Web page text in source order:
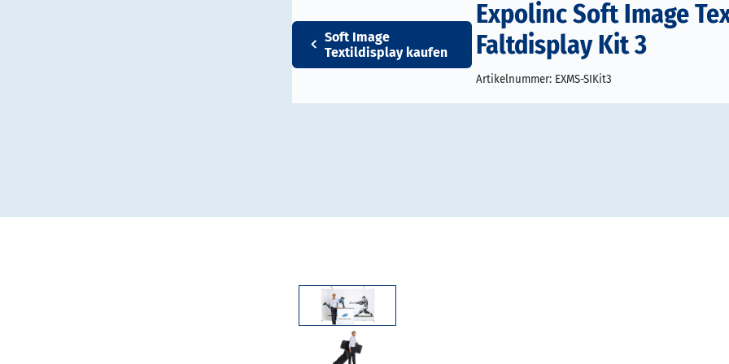
Soft Image
Textildisplay kaufen
Expolinc Soft Image
Faltdisplay Kit 3
Artikelnummer: EXMS-SIKit3